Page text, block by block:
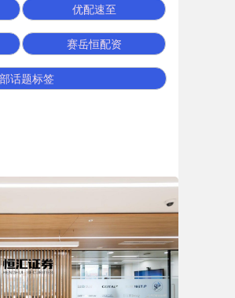
优配速至
赛岳恒配资
话题标签